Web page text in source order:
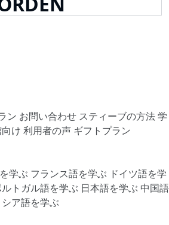
ン お問い合わせ スティーブの方法学
け 利用者の声 ギフトプラン
学ぶ フランス語を学ぶ ドイツ語を学
トガル語を学ぶ 日本語を学ぶ 中国語
シア語を学ぶ